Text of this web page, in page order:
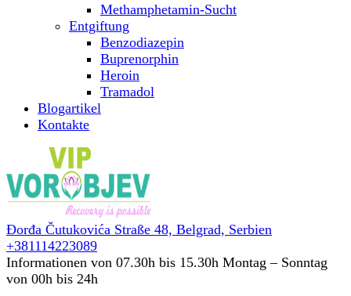
Methamphetamin-Sucht
Entgiftung
Benzodiazepin
Buprenorphin
Heroin
Tramadol
Blogartikel
Kontakte
Đorđa Čutukovića Straße 48, Belgrad, Serbien
+381114223089
Informationen von 07.30h bis 15.30h Montag – Sonntag
von 00h bis 24h